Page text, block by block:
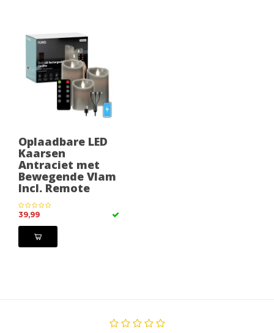
Oplaadbare LED
Kaarsen
Antraciet met
Bewegende Vlam
Incl. Remote
39,99